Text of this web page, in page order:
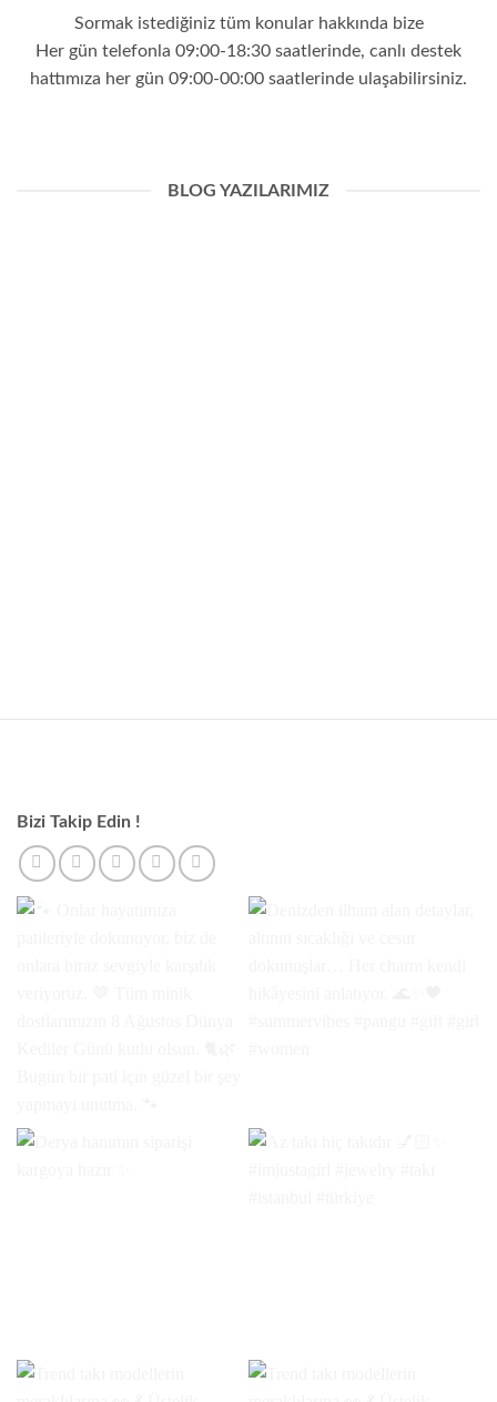
Sormak istediğiniz tüm konular hakkında bize
Her gün telefonla 09:00-18:30 saatlerinde, canlı destek
hattımıza her gün 09:00-00:00 saatlerinde ulaşabilirsiniz.
BLOG YAZILARIMIZ
Bizi Takip Edin !